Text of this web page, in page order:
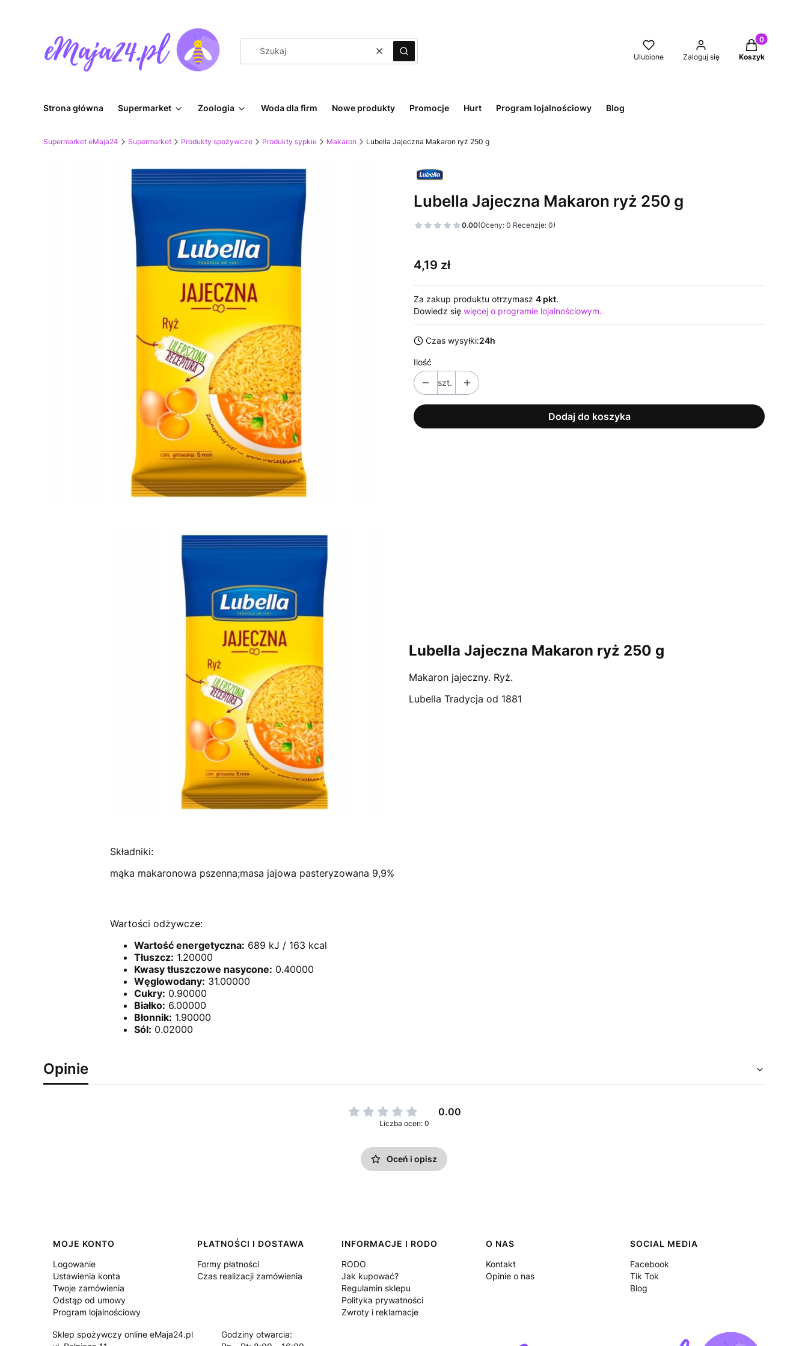
WyczyśćSzukaj Ulubione Zaloguj się
Produkty w
Koszyk
Strona główna Supermarket Zoologia Woda dla firm Nowe produkty Promocje Hurt Program lojalnościowy Blog
Supermarket eMaja24 Supermarket Produkty spożywcze Produkty sypkie Makaron Lubella Jajeczna Makaron ryż 250 g
Lubella Jajeczna Makaron ryż 250 g
0.00(Oceny: 0 Recenzje: 0)
Cena
4,19 zł
Za zakup produktu otrzymasz 4 pkt.
Dowiedz się więcej o programie lojalnościowym.
Czas wysyłki:24h
Ilość
szt.
Dodaj do koszyka
Lubella Jajeczna Makaron ryż 250 g
Makaron jajeczny. Ryż.
Lubella Tradycja od 1881
Składniki:
mąka makaronowa pszenna;masa jajowa pasteryzowana 9,9%
Wartości odżywcze:
Wartość energetyczna: 689 kJ / 163 kcal
Tłuszcz: 1.20000
Kwasy tłuszczowe nasycone: 0.40000
Węglowodany: 31.00000
Cukry: 0.90000
Białko: 6.00000
Błonnik: 1.90000
Sól: 0.02000
Opinie
0.00
Liczba ocen: 0
Oceń i opisz
Linki w stopce
MOJE KONTO
Logowanie
Ustawienia konta
Twoje zamówienia
Odstąp od umowy
Program lojalnościowy
PŁATNOŚCI I DOSTAWA
Formy płatności
Czas realizacji zamówienia
INFORMACJE I RODO
RODO
Jak kupować?
Regulamin sklepu
Polityka prywatności
Zwroty i reklamacje
O NAS
Kontakt
Opinie o nas
SOCIAL MEDIA
Facebook
Tik Tok
Blog
Sklep spożywczy online eMaja24.pl
Godziny otwarcia: